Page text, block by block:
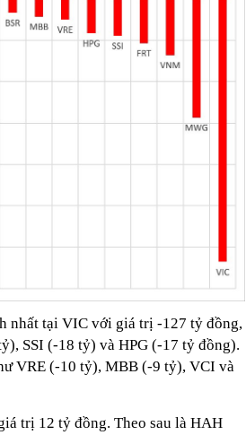
nhất tại VIC với giá trị -127 tỷ đồng,
SSI (-18 tỷ) và HPG (-17 tỷ đồng).
VRE (-10 tỷ), MBB (-9 tỷ), VCI và
trị 12 tỷ đồng. Theo sau là HAH